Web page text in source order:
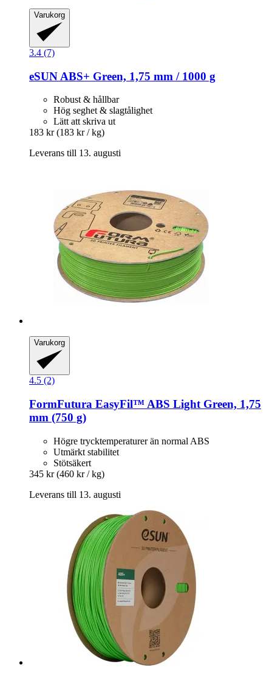
Varukorg
3.4 (7)
eSUN ABS+ Green, 1,75 mm / 1000 g
Robust & hållbar
Hög seghet & slagtålighet
Lätt att skriva ut
183 kr (183 kr / kg)
Leverans till 13. augusti
Varukorg
4.5 (2)
FormFutura EasyFil™ ABS Light Green, 1,75
mm (750 g)
Högre trycktemperaturer än normal ABS
Utmärkt stabilitet
Stötsäkert
345 kr (460 kr / kg)
Leverans till 13. augusti